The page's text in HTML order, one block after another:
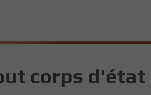
corps d'état